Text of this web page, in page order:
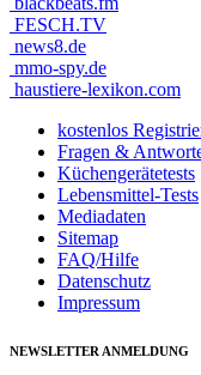
FESCH.TV
news8.de
mmo-spy.de
haustiere-lexikon.com
kostenlos
Fragen &
Küchengerätetests
Lebensmittel-Tests
Mediadaten
Sitemap
FAQ/Hilfe
Datenschutz
Impressum
NEWSLETTER ANMELDUNG